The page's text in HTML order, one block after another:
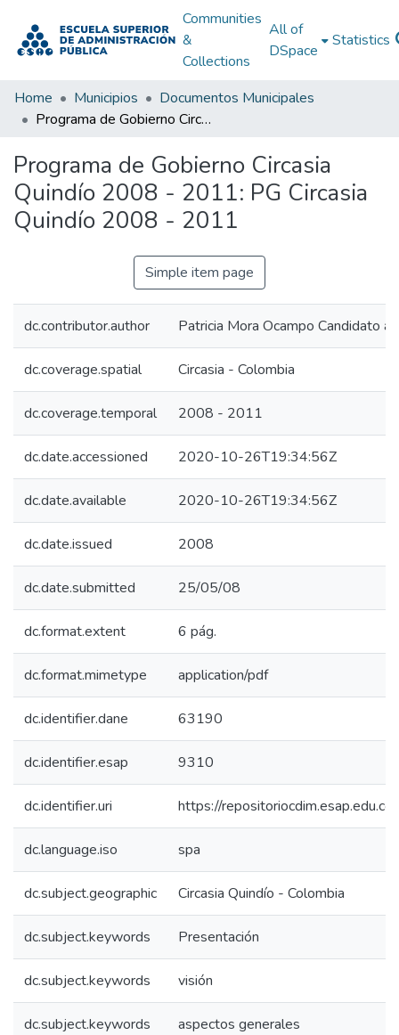
Communities
&
Collections
All of
DSpace
Statistics
Home Municipios
Documentos Municipales
Programa de Gobierno Circasia Quindío 2008 - 2011: PG Circasia Quindío 2008 - 2011
Programa de Gobierno Circasia
Quindío 2008 - 2011: PG Circasia
Quindío 2008 - 2011
Simple item page
dc.contributor.author Patricia Mora Ocampo Candidato a
dc.coverage.spatial Circasia - Colombia
dc.coverage.temporal 2008 - 2011
dc.date.accessioned 2020-10-26T19:34:56Z
dc.date.available 2020-10-26T19:34:56Z
dc.date.issued 2008
dc.date.submitted 25/05/08
dc.format.extent 6 pág.
dc.format.mimetype application/pdf
dc.identifier.dane 63190
dc.identifier.esap 9310
dc.identifier.uri https://
dc.language.iso spa
dc.subject.geographic Circasia Quindío - Colombia
dc.subject.keywords Presentación
dc.subject.keywords visión
dc.subject.keywords aspectos generales